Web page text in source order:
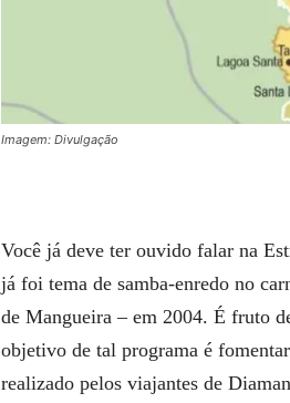
Imagem: Divulgação
Você já deve ter ouvido falar na
já foi tema de samba-enredo no
de Mangueira – em 2004. É fruto
objetivo de tal programa é
realizado pelos viajantes de